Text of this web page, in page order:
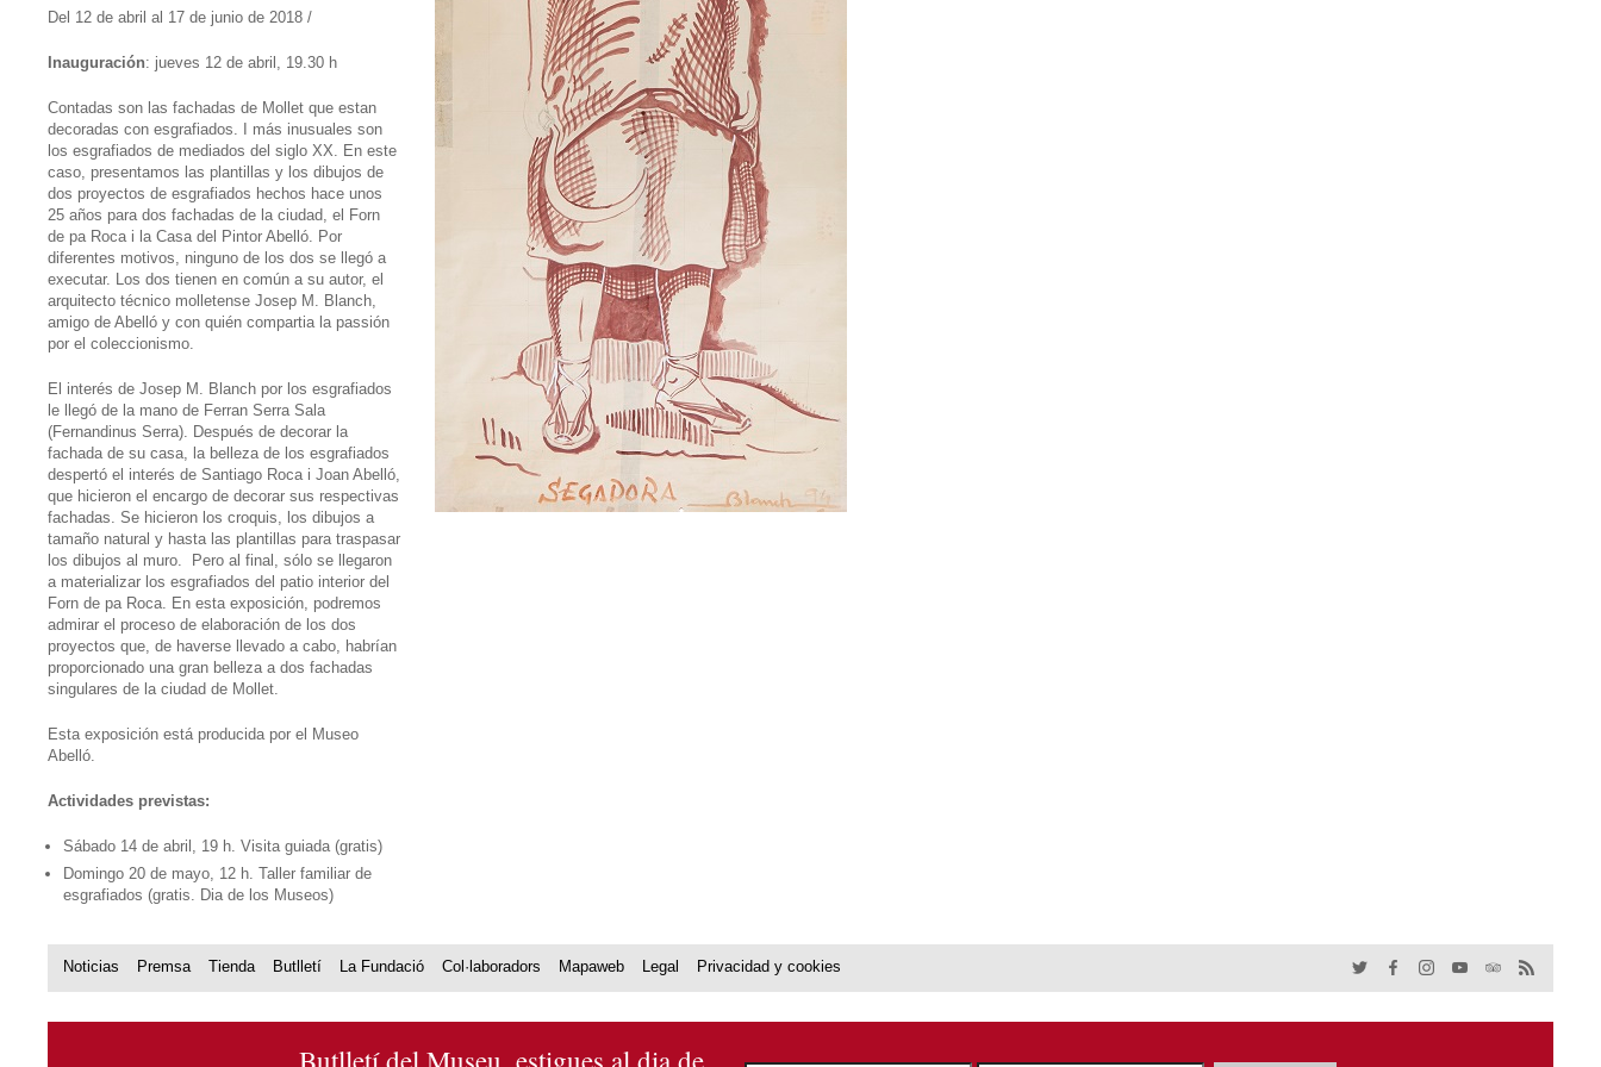
Del 12 de abril al 17 de junio de 2018 /
Inauguración: jueves 12 de abril, 19.30 h
Contadas son las fachadas de Mollet que estan
decoradas con esgrafiados. I más inusuales son
los esgrafiados de mediados del siglo XX. En este
caso, presentamos las plantillas y los dibujos de
dos proyectos de esgrafiados hechos hace unos
25 años para dos fachadas de la ciudad, el Forn
de pa Roca i la Casa del Pintor Abelló. Por
diferentes motivos, ninguno de los dos se llegó a
executar. Los dos tienen en común a su autor, el
arquitecto técnico molletense Josep M. Blanch,
amigo de Abelló y con quién compartia la passión
por el coleccionismo.
El interés de Josep M. Blanch por los esgrafiados
le llegó de la mano de Ferran Serra Sala
(Fernandinus Serra). Después de decorar la
fachada de su casa, la belleza de los esgrafiados
despertó el interés de Santiago Roca i Joan Abelló,
que hicieron el encargo de decorar sus respectivas
fachadas. Se hicieron los croquis, los dibujos a
tamaño natural y hasta las plantillas para traspasar
los dibujos al muro. Pero al final, sólo se llegaron
a materializar los esgrafiados del patio interior del
Forn de pa Roca. En esta exposición, podremos
admirar el proceso de elaboración de los dos
proyectos que, de haverse llevado a cabo, habrían
proporcionado una gran belleza a dos fachadas
singulares de la ciudad de Mollet.
Esta exposición está producida por el Museo
Abelló.
Actividades previstas:
Sábado 14 de abril, 19 h. Visita guiada (gratis)
Domingo 20 de mayo, 12 h. Taller familiar de
esgrafiados (gratis. Dia de los Museos)
Noticias Premsa Tienda Butlletí La Fundació Col·laboradors Mapaweb Legal Privacidad y cookies
Butlletí del Museu, estigues al dia de